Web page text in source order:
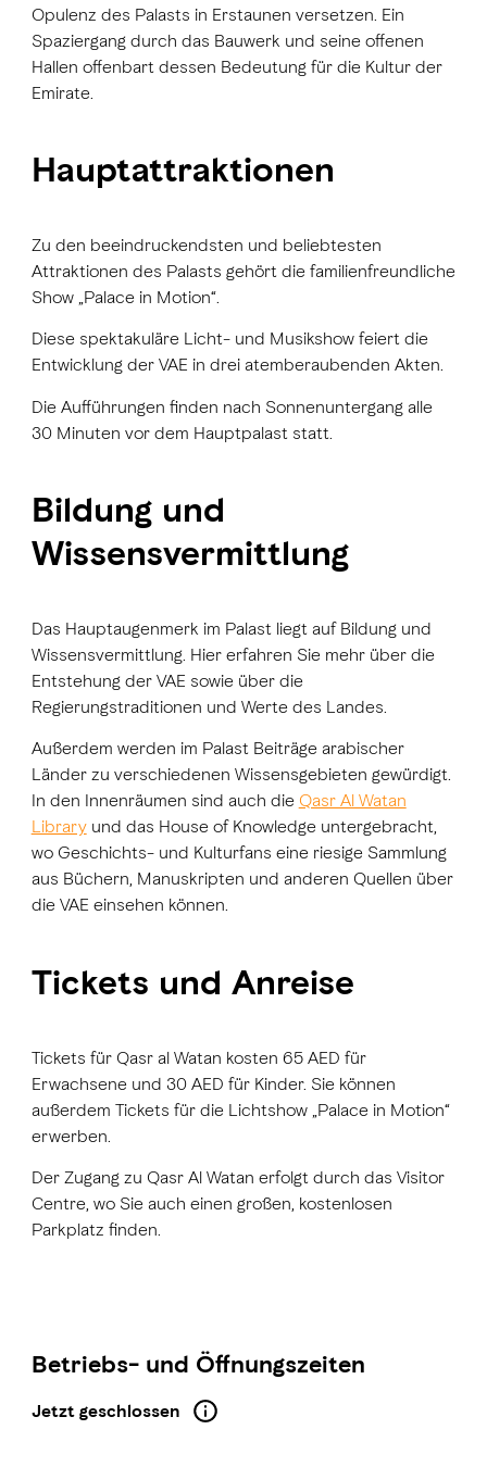
Opulenz des Palasts in Erstaunen versetzen. Ein
Spaziergang durch das Bauwerk und seine offenen
Hallen offenbart dessen Bedeutung für die Kultur der
Emirate.
Hauptattraktionen
Zu den beeindruckendsten und beliebtesten
Attraktionen des Palasts gehört die familienfreundliche
Show „Palace in Motion“.
Diese spektakuläre Licht- und Musikshow feiert die
Entwicklung der VAE in drei atemberaubenden Akten.
Die Aufführungen finden nach Sonnenuntergang alle
30 Minuten vor dem Hauptpalast statt.
Bildung und
Wissensvermittlung
Das Hauptaugenmerk im Palast liegt auf Bildung und
Wissensvermittlung. Hier erfahren Sie mehr über die
Entstehung der VAE sowie über die
Regierungstraditionen und Werte des Landes.
Außerdem werden im Palast Beiträge arabischer
Länder zu verschiedenen Wissensgebieten gewürdigt.
In den Innenräumen sind auch die Qasr Al Watan
Libraryund das House of Knowledge untergebracht,
wo Geschichts- und Kulturfans eine riesige Sammlung
aus Büchern, Manuskripten und anderen Quellen über
die VAE einsehen können.
Tickets und Anreise
Tickets für Qasr al Watan kosten 65 AED für
Erwachsene und 30 AED für Kinder. Sie können
außerdem Tickets für die Lichtshow „Palace in Motion“
erwerben.
Der Zugang zu Qasr Al Watan erfolgt durch das Visitor
Centre, wo Sie auch einen großen, kostenlosen
Parkplatz finden.
Betriebs- und Öffnungszeiten
Jetzt geschlossen